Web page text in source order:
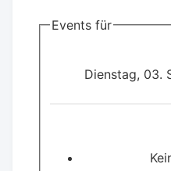
Events für
Dienstag, 03.